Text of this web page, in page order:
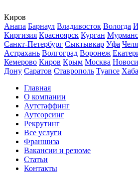
Киров
Анапа Барнаул Владивосток Вологда
Киргизия Красноярск Курган
Санкт-Петербург Сыктывкар Уфа
Астрахань Волгоград Воронеж
Кемерово Киров Крым Москва
Дону Саратов Ставрополь Туапсе
Главная
О компании
Аутстаффинг
Аутсорсинг
Рекрутинг
Все услуги
Франшиза
Вакансии и резюме
Статьи
Контакты